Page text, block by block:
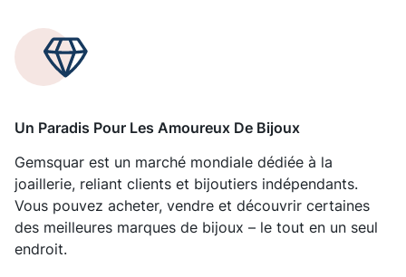
Un Paradis Pour Les Amoureux De Bijoux
Gemsquar est un marché mondiale dédiée à la
joaillerie, reliant clients et bijoutiers indépendants.
Vous pouvez acheter, vendre et découvrir certaines
des meilleures marques de bijoux – le tout en un seul
endroit.